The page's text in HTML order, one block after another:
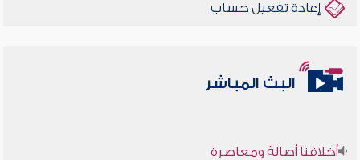
إعادة تفعيل حساب
البث المباشر
أخلاقنا أصالة ومعاصرة